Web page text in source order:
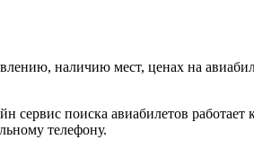
наличию мест, ценах на
поиска авиабилетов работает
телефону.